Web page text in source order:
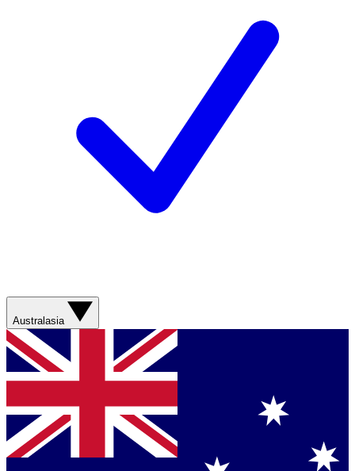
Australasia